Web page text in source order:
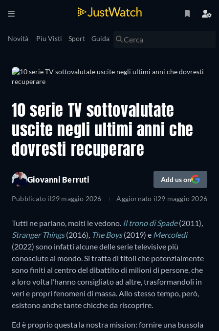
Novità Piu Visti Sport Guida
10 serie TV sottovalutate
uscite negli ultimi anni che
dovresti recuperare
Giovanni Berruti Add us on
Pubblicato il29 maggio 2026 Aggiornato il29 maggio 2026
Tutti ne parlano, molti le vedono. Il trono di Spade (2011),
Stranger Things (2016), The Boys (2019) e Mercoledì
(2022) sono infatti alcune delle serie televisive più
conosciute al mondo. Si tratta di titoli che potenzialmente
sono finiti al centro del dibattito di milioni di persone, che
a loro volta l’hanno consigliato ad altre, trasformandoli in
veri e propri fenomeni di massa. Allo stesso tempo, però,
esistono anche tante chicche da riscoprire.
Ed è proprio questa la nostra mission: fornire una bussola